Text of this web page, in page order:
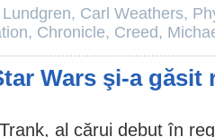
, Carl Weathers,
, Chronicle, Creed,
Wars şi-a găsit
, al cărui debut în